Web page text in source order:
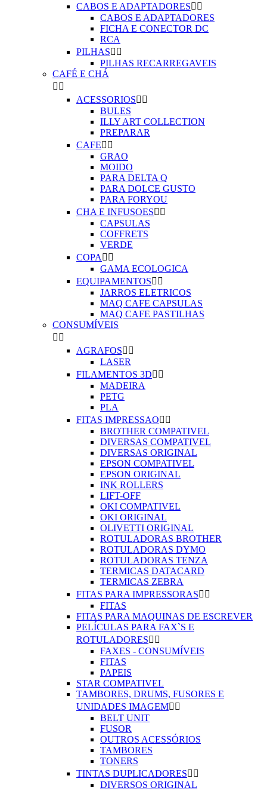
CABOS E ADAPTADORES 
CABOS E ADAPTADORES
FICHA E CONECTOR DC
RCA
PILHAS 
PILHAS RECARREGAVEIS
CAFÉ E CHÁ
 
ACESSORIOS 
BULES
ILLY ART COLLECTION
PREPARAR
CAFE 
GRAO
MOIDO
PARA DELTA Q
PARA DOLCE GUSTO
PARA FORYOU
CHA E INFUSOES 
CAPSULAS
COFFRETS
VERDE
COPA  
GAMA ECOLOGICA
EQUIPAMENTOS 
JARROS ELETRICOS
MAQ CAFE CAPSULAS
MAQ CAFE PASTILHAS
CONSUMÍVEIS
 
AGRAFOS 
LASER
FILAMENTOS 3D 
MADEIRA
PETG
PLA
FITAS IMPRESSAO 
BROTHER COMPATIVEL
DIVERSAS COMPATIVEL
DIVERSAS ORIGINAL
EPSON COMPATIVEL
EPSON ORIGINAL
INK ROLLERS
LIFT-OFF
OKI COMPATIVEL
OKI ORIGINAL
OLIVETTI ORIGINAL
ROTULADORAS BROTHER
ROTULADORAS DYMO
ROTULADORAS TENZA
TERMICAS DATACARD
TERMICAS ZEBRA
FITAS PARA IMPRESSORAS 
FITAS
FITAS PARA MAQUINAS DE ESCREVER
PELÍCULAS PARA FAX`S E
ROTULADORES 
FAXES - CONSUMÍVEIS
FITAS
PAPEIS
STAR COMPATIVEL
TAMBORES, DRUMS, FUSORES E
UNIDADES IMAGEM 
BELT UNIT
FUSOR
OUTROS ACESSÓRIOS
TAMBORES
TONERS
TINTAS DUPLICADORES 
DIVERSOS ORIGINAL